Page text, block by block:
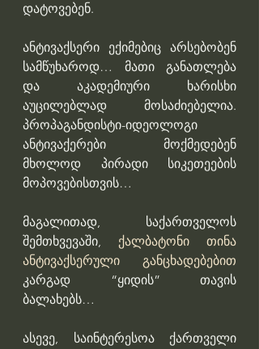
დატოვებენ.
ანტივაქსერი ექიმებიც არსებობენ
სამწუხაროდ… მათი განათლება
და აკადემიური ხარისხი
აუცილებლად მოსაძიებელია.
პროპაგანდისტი-იდეოლოგი
ანტივაქერები მოქმედებენ
მხოლოდ პირადი სიკეთეების
მოპოვებისთვის…
მაგალითად, საქართველოს
შემთხვევაში, ქალბატონი თინა
ანტივაქსერული განცხადებებით
კარგად “ყიდის” თავის
ბალახებს…
ასევე, საინტერესოა ქართველი